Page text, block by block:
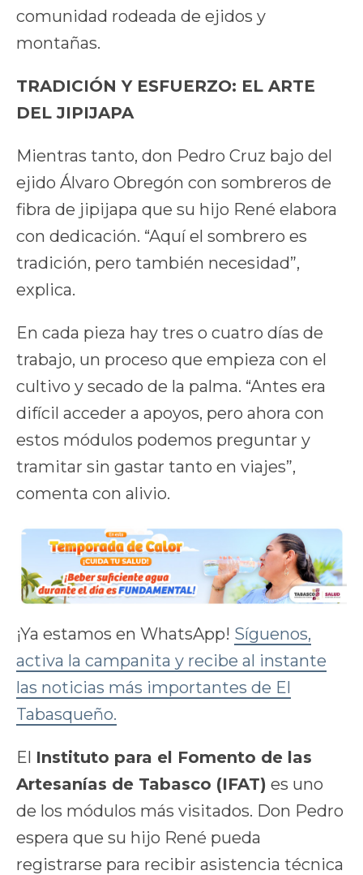
comunidad rodeada de ejidos y
montañas.
TRADICIÓN Y ESFUERZO: EL ARTE
DEL JIPIJAPA
Mientras tanto, don Pedro Cruz bajo del
ejido Álvaro Obregón con sombreros de
fibra de jipijapa que su hijo René elabora
con dedicación. “Aquí el sombrero es
tradición, pero también necesidad”,
explica.
En cada pieza hay tres o cuatro días de
trabajo, un proceso que empieza con el
cultivo y secado de la palma. “Antes era
difícil acceder a apoyos, pero ahora con
estos módulos podemos preguntar y
tramitar sin gastar tanto en viajes”,
comenta con alivio.
¡Ya estamos en WhatsApp! Síguenos,
activa la campanita y recibe al instante
las noticias más importantes de El
Tabasqueño.
El Instituto para el Fomento de las
Artesanías de Tabasco (IFAT) es uno
de los módulos más visitados. Don Pedro
espera que su hijo René pueda
registrarse para recibir asistencia técnica